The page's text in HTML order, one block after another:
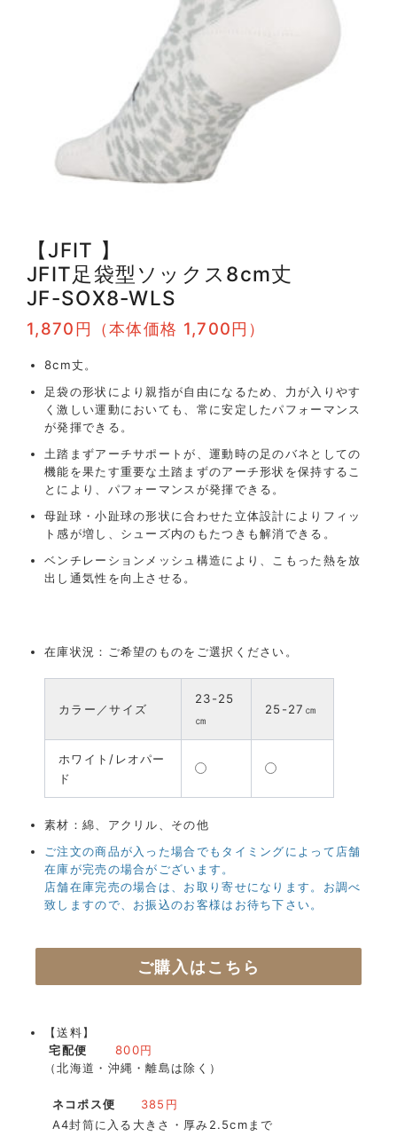
【JFIT 】
JFIT足袋型ソックス8cm丈
JF-SOX8-WLS
1,870円（本体価格 1,700円）
8cm丈。
足袋の形状により親指が自由になるため、力が入りやす
く激しい運動においても、常に安定したパフォーマンス
が発揮できる。
土踏まずアーチサポートが、運動時の足のバネとしての
機能を果たす重要な土踏まずのアーチ形状を保持するこ
とにより、パフォーマンスが発揮できる。
母趾球・小趾球の形状に合わせた立体設計によりフィッ
ト感が増し、シューズ内のもたつきも解消できる。
ベンチレーションメッシュ構造により、こもった熱を放
出し通気性を向上させる。
在庫状況：ご希望のものをご選択ください。
カラー／サイズ
23-25
㎝
25-27㎝
ホワイト/レオパー
ド
素材：綿、アクリル、その他
ご注文の商品が入った場合でもタイミングによって店舗
在庫が完売の場合がございます。
店舗在庫完売の場合は、お取り寄せになります。お調べ
致しますので、お振込のお客様はお待ち下さい。
ご購入はこちら
【送料】
宅配便
800円
（北海道・沖縄・離島は除く）
ネコポス便
385円
A4封筒に入る大きさ・厚み2.5cmまで